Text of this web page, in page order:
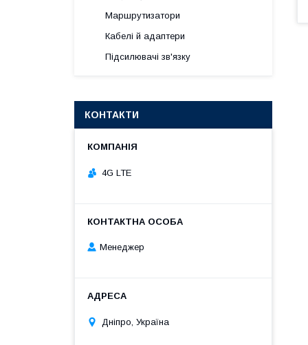
Маршрутизатори
Кабелі й адаптери
Підсилювачі зв'язку
КОНТАКТИ
4G LTE
Менеджер
Дніпро, Україна